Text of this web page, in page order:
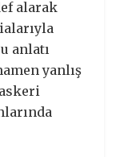
alarak
anlatı
yanlış